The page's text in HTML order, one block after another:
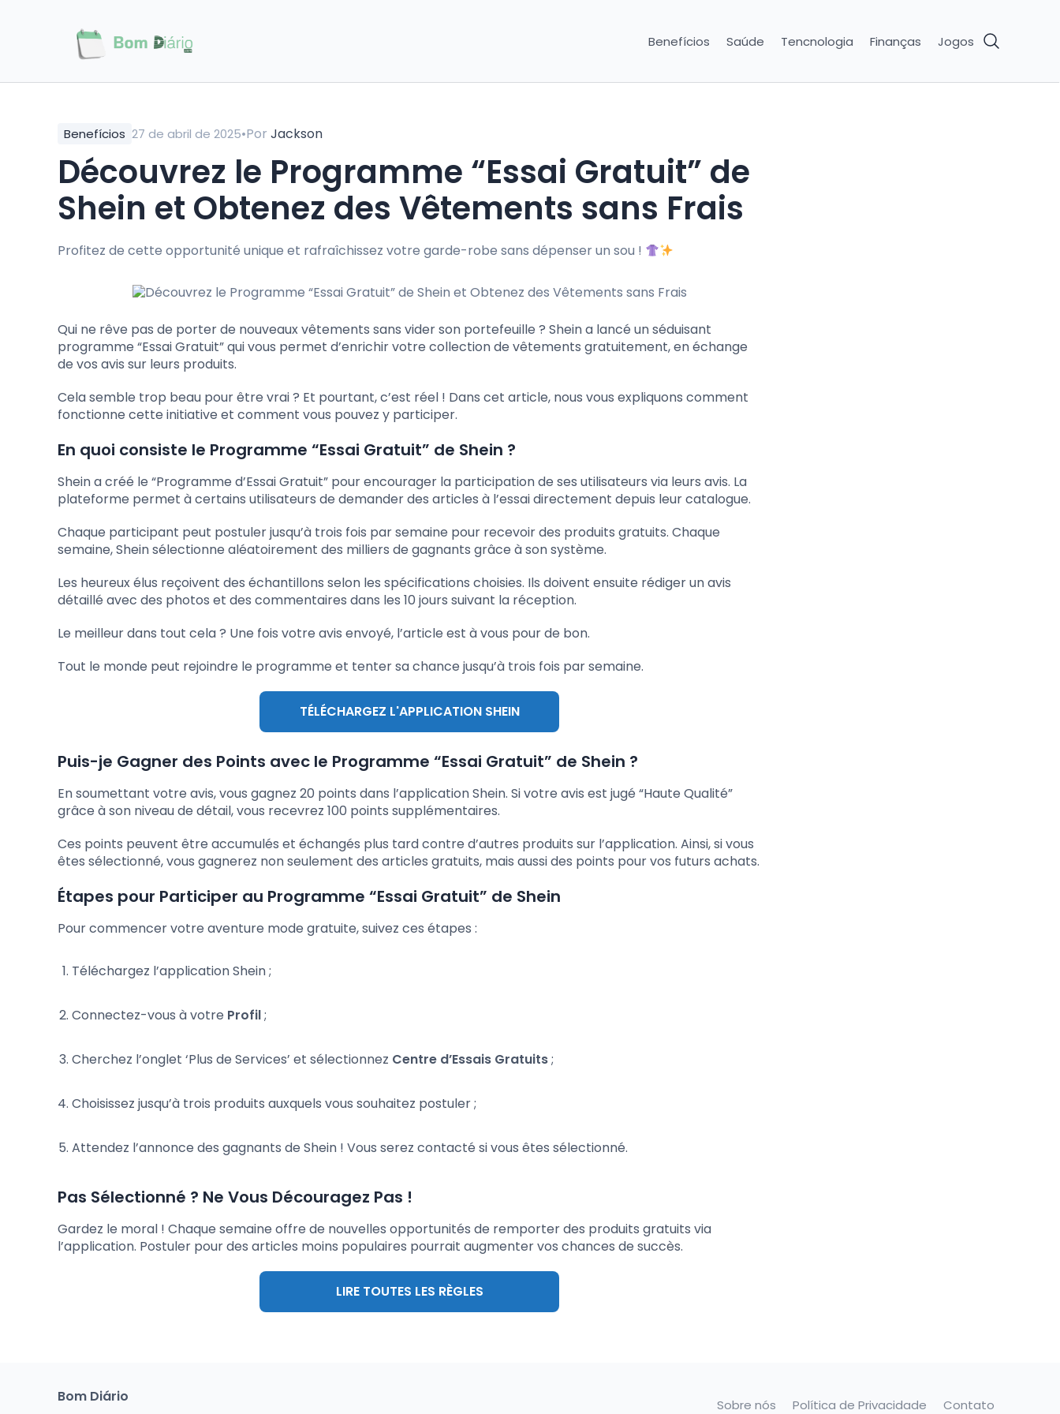
Benefícios Saúde Tencnologia Finanças Jogos
Benefícios 27 de abril de 2025•Por Jackson
Découvrez le Programme “Essai Gratuit” de
Shein et Obtenez des Vêtements sans Frais
Profitez de cette opportunité unique et rafraîchissez votre garde-robe sans dépenser un sou !
Qui ne rêve pas de porter de nouveaux vêtements sans vider son portefeuille ? Shein a lancé un séduisant
programme “Essai Gratuit” qui vous permet d’enrichir votre collection de vêtements gratuitement, en échange
de vos avis sur leurs produits.
Cela semble trop beau pour être vrai ? Et pourtant, c’est réel ! Dans cet article, nous vous expliquons comment
fonctionne cette initiative et comment vous pouvez y participer.
En quoi consiste le Programme “Essai Gratuit” de Shein ?
Shein a créé le “Programme d’Essai Gratuit” pour encourager la participation de ses utilisateurs via leurs avis. La
plateforme permet à certains utilisateurs de demander des articles à l’essai directement depuis leur catalogue.
Chaque participant peut postuler jusqu’à trois fois par semaine pour recevoir des produits gratuits. Chaque
semaine, Shein sélectionne aléatoirement des milliers de gagnants grâce à son système.
Les heureux élus reçoivent des échantillons selon les spécifications choisies. Ils doivent ensuite rédiger un avis
détaillé avec des photos et des commentaires dans les 10 jours suivant la réception.
Le meilleur dans tout cela ? Une fois votre avis envoyé, l’article est à vous pour de bon.
Tout le monde peut rejoindre le programme et tenter sa chance jusqu’à trois fois par semaine.
TÉLÉCHARGEZ L'APPLICATION SHEIN
Puis-je Gagner des Points avec le Programme “Essai Gratuit” de Shein ?
En soumettant votre avis, vous gagnez 20 points dans l’application Shein. Si votre avis est jugé “Haute Qualité”
grâce à son niveau de détail, vous recevrez 100 points supplémentaires.
Ces points peuvent être accumulés et échangés plus tard contre d’autres produits sur l’application. Ainsi, si vous
êtes sélectionné, vous gagnerez non seulement des articles gratuits, mais aussi des points pour vos futurs achats.
Étapes pour Participer au Programme “Essai Gratuit” de Shein
Pour commencer votre aventure mode gratuite, suivez ces étapes :
Téléchargez l’application Shein ;
Connectez-vous à votre Profil;
Cherchez l’onglet ‘Plus de Services’ et sélectionnez Centre d’Essais Gratuits;
Choisissez jusqu’à trois produits auxquels vous souhaitez postuler ;
Attendez l’annonce des gagnants de Shein ! Vous serez contacté si vous êtes sélectionné.
Pas Sélectionné ? Ne Vous Découragez Pas !
Gardez le moral ! Chaque semaine offre de nouvelles opportunités de remporter des produits gratuits via
l’application. Postuler pour des articles moins populaires pourrait augmenter vos chances de succès.
LIRE TOUTES LES RÈGLES
Bom Diário Sobre nós Política de Privacidade Contato